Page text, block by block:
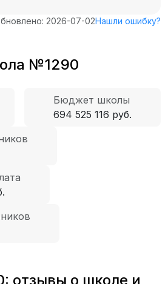
2026-07-02Нашли ошибку?
№1290
Бюджет школы
694 525 116 руб.
отзывы о школе и